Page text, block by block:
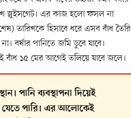
স্লুইসগেট। এর কাজ হলো ফসল না
তারিখকে হিসাবে ধরে এসব বাঁধ তৈরি
বর্ষার পানিতে জমি ডুবে যাবে।
বাঁধ ১৫ মের আগেই তলিয়ে যাবে জলে।
পানি ব্যবস্থাপনা দিয়েই
পারি। এর আলোকেই